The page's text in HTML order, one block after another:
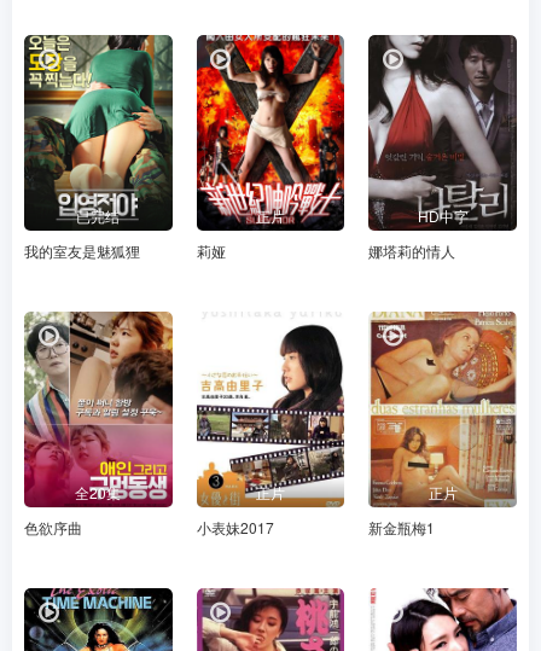
已完结
我的室友是魅狐狸
正片
莉娅
HD中字
娜塔莉的情人
全20集
色欲序曲
正片
小表妹2017
正片
新金瓶梅1